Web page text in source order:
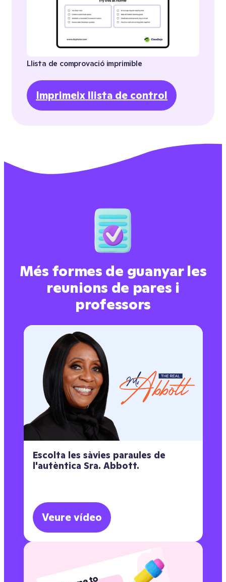
Llista de comprovació imprimible
Imprimeix llista de control
Més formes de guanyar les
reunions de pares i
professors
Escolta les sàvies paraules de
l'autèntica Sra. Abbott.
Veure vídeo